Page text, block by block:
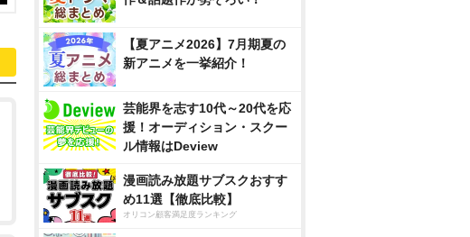
【夏アニメ2026】7月期夏の
新アニメを一挙紹介！
芸能界を志す10代～20代を応
援！オーディション・スクー
ル情報はDeview
漫画読み放題サブスクおすす
め11選【徹底比較】
オリコン顧客満足度ランキング